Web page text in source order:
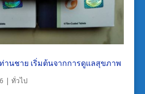
านชาย เริ่มต้นจากการดูแลสุขภาพ
| ทั่วไป